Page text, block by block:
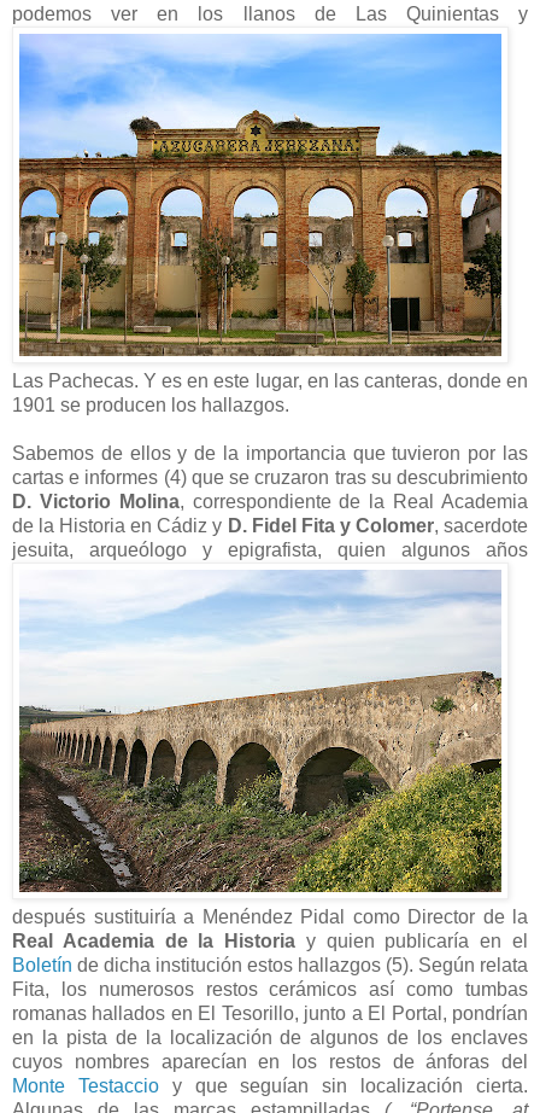
podemos ver en los llanos de Las Quinientas y
Las Pachecas. Y es en este lugar, en las canteras, donde en
1901 se producen los hallazgos.
Sabemos de ellos y de la importancia que tuvieron por las
cartas e informes (4) que se cruzaron tras su descubrimiento
D. Victorio Molina, correspondiente de la Real Academia
de la Historia en Cádiz y D. Fidel Fita y Colomer, sacerdote
jesuita, arqueólogo y epigrafista, quien algunos años
después sustituiría a Menéndez Pidal como Director de la
Real Academia de la Historia y quien publicaría en el
Boletín de dicha institución estos hallazgos (5). Según relata
Fita, los numerosos restos cerámicos así como tumbas
romanas hallados en El Tesorillo, junto a El Portal, pondrían
en la pista de la localización de algunos de los enclaves
cuyos nombres aparecían en los restos de ánforas del
Monte Testaccioy que seguían sin localización cierta.